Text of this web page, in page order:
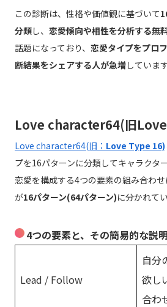
この診断は、性格や価値観に基づいて
分類し、 恋愛傾向や相性を分析する無
話題になっており、 恋愛タイプをプロ
断結果をシェアする人が急増しています
Love character64(旧
Love character64(旧： Love Type 16)
プを16パターンに分類してキャラクタ
恋愛を構成する4つの要素の組み合わ
が16パターン(64パターン)に分かれてい
4つの要素と、その簡易的な説
Lead / Follow
自分
欲し
合わ